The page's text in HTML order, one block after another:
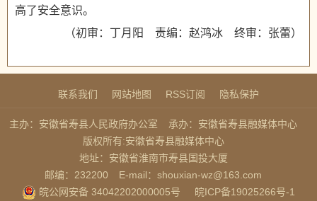
高了安全意识。
（初审：丁月阳 责编：赵鸿冰 终审：张蕾）
联系我们 网站地图 RSS订阅 隐私保护
主办：安徽省寿县人民政府办公室
承办：安徽省寿县融媒体中心
版权所有:安徽省寿县融媒体中心
地址：安徽省淮南市寿县国投大厦
邮编：232200
E-mail：shouxian-wz@163.com
皖公网安备 34042202000005号
皖ICP备19025266号-1